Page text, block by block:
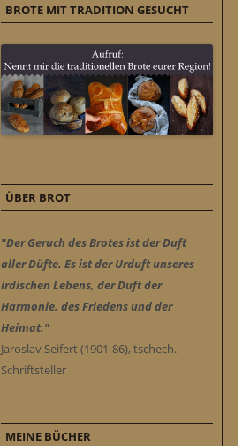
BROTE MIT TRADITION GESUCHT
ÜBER BROT
"Der Geruch des Brotes ist der Duft
aller Düfte. Es ist der Urduft unseres
irdischen Lebens, der Duft der
Harmonie, des Friedens und der
Heimat."
Jaroslav Seifert (1901-86), tschech.
Schriftsteller
MEINE BÜCHER